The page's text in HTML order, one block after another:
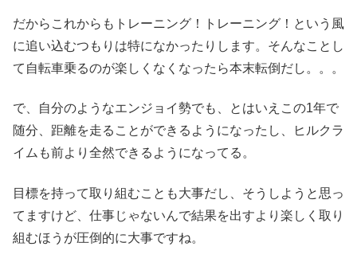
だからこれからもトレーニング！トレーニング！という風
に追い込むつもりは特になかったりします。そんなことし
て自転車乗るのが楽しくなくなったら本末転倒だし。。。
で、自分のようなエンジョイ勢でも、とはいえこの1年で
随分、距離を走ることができるようになったし、ヒルクラ
イムも前より全然できるようになってる。
目標を持って取り組むことも大事だし、そうしようと思っ
てますけど、仕事じゃないんで結果を出すより楽しく取り
組むほうが圧倒的に大事ですね。